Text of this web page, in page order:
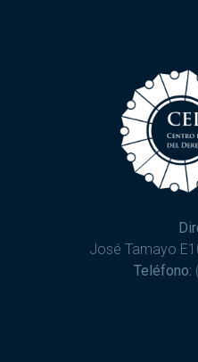
José Tamayo
Teléfono: